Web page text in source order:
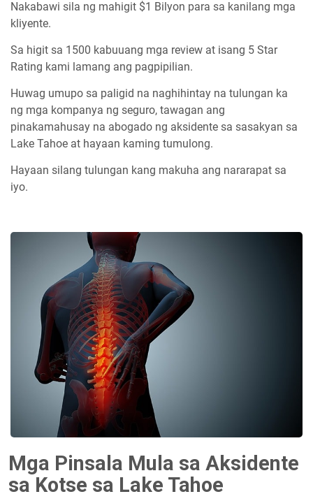
Nakabawi sila ng mahigit $1 Bilyon para sa kanilang mga
kliyente.
Sa higit sa 1500 kabuuang mga review at isang 5 Star
Rating kami lamang ang pagpipilian.
Huwag umupo sa paligid na naghihintay na tulungan ka
ng mga kompanya ng seguro, tawagan ang
pinakamahusay na abogado ng aksidente sa sasakyan sa
Lake Tahoe at hayaan kaming tumulong.
Hayaan silang tulungan kang makuha ang nararapat sa
iyo.
Mga Pinsala Mula sa Aksidente
sa Kotse sa Lake Tahoe